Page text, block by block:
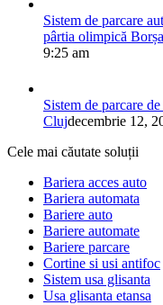
Sistem de parcare
pârtia olimpică
9:25 am
Sistem de parcare
Clujdecembrie 12,
Cele mai căutate soluții
Bariera acces auto
Bariera automata
Bariere auto
Bariere automate
Bariere parcare
Cortine si usi antifoc
Sistem usa glisanta
Usa glisanta etansa